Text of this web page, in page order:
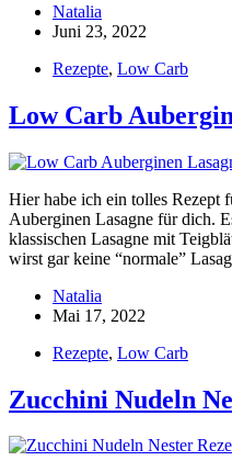
Natalia
Juni 23, 2022
Rezepte, Low Carb
Low Carb
Hier habe ich ein tolles Rezept
Auberginen Lasagne für dich.
klassischen Lasagne mit
wirst gar keine “normale”
Natalia
Mai 17, 2022
Rezepte, Low Carb
Zucchini Nudeln